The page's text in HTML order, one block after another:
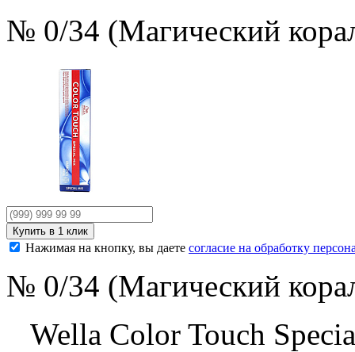
№ 0/34 (Магический
Нажимая на кнопку, вы даете согласие на обработку
№ 0/34 (Магический
Wella Color Touch